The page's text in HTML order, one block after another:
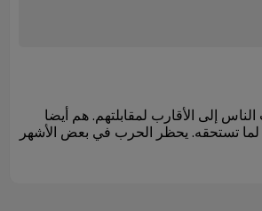
إلى الأقارب لمقابلتهم. هم أيضا
تستحقه. يحظر الحرب في بعض الأشهر